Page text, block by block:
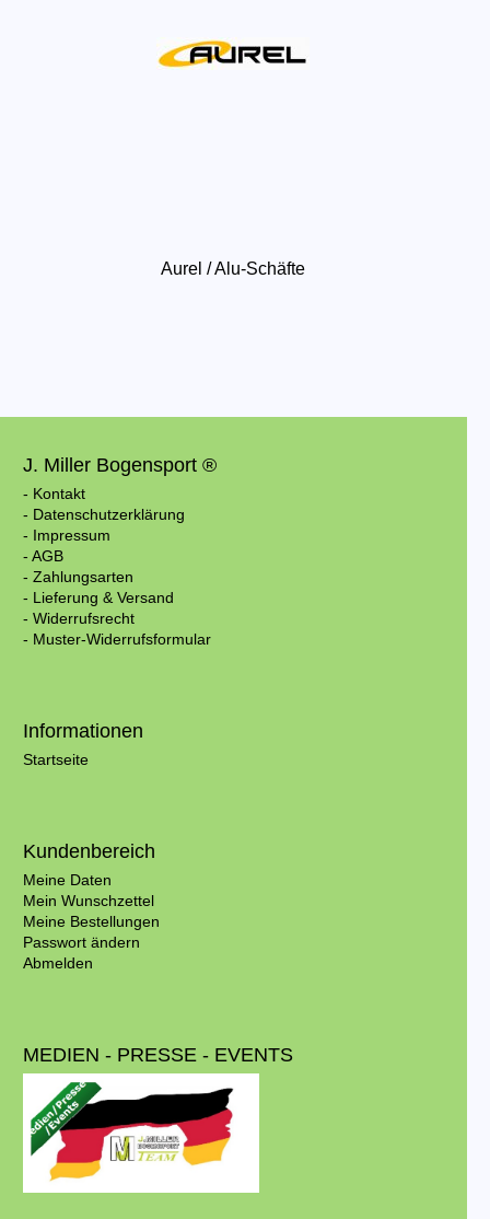
Aurel / Alu-Schäfte
J. Miller Bogensport ®
- Kontakt
- Datenschutzerklärung
- Impressum
- AGB
- Zahlungsarten
- Lieferung & Versand
- Widerrufsrecht
- Muster-Widerrufsformular
Informationen
Startseite
Kundenbereich
Meine Daten
Mein Wunschzettel
Meine Bestellungen
Passwort ändern
Abmelden
MEDIEN - PRESSE - EVENTS